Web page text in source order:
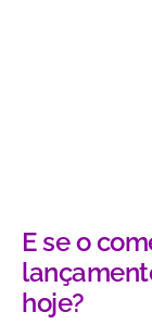
E se o
hoje?